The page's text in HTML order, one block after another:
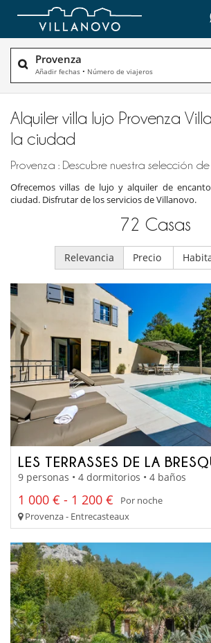
Provenza
Añadir fechas • Número de viajeros
Alquiler villa lujo Provenza
la ciudad
Provenza : Descubre nuestra selección
Ofrecemos villas de lujo y alquiler de
ciudad. Disfrutar de los servicios de Villanovo.
72 Casas
Relevancia Precio
LES TERRASSES DE LA
9 personas • 4 dormitorios • 4 baños
1 000 € - 1 200 €
Por noche
Provenza - Entrecasteaux